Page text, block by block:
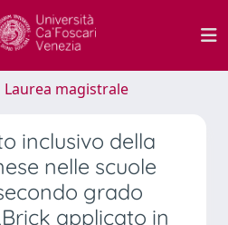
Laurea magistrale
inclusivo della
nelle scuole
grado
applicato in